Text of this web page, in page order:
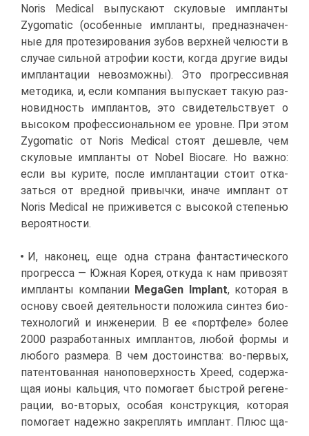
Noris Medical вы­пус­ка­ют ску­ло­вые им­план­ты
Zygomatic (осо­бен­ные им­план­ты, пред­на­зна­чен­
ные для про­те­зи­ро­ва­ния зу­бов верх­ней че­лю­сти в
слу­чае силь­ной атро­фии ко­сти, ко­гда дру­гие ви­ды
им­план­та­ции невоз­мож­ны). Это про­грес­сив­ная
ме­то­ди­ка, и, ес­ли ком­па­ния вы­пус­ка­ет та­кую раз­
но­вид­ность им­план­тов, это сви­де­тель­ству­ет о
вы­со­ком про­фес­си­о­наль­ном ее уровне. При этом
Zygomatic от Noris Medical сто­ят де­шев­ле, чем
ску­ло­вые им­план­ты от Nobel Biocare. Но важ­но:
ес­ли вы ку­ри­те, по­сле им­план­та­ции сто­ит от­ка­
зать­ся от вред­ной при­выч­ки, ина­че им­плант от
Noris Medical не при­жи­вет­ся с вы­со­кой сте­пе­нью
ве­ро­ят­но­сти.
И, на­ко­нец, еще од­на стра­на фан­та­сти­че­ско­го
про­грес­са — Юж­ная Ко­рея, от­ку­да к нам при­во­зят
им­план­ты ком­па­нии MegaGen Implant, ко­то­рая в
ос­но­ву сво­ей де­я­тель­но­сти по­ло­жи­ла син­тез био­
тех­но­ло­гий и ин­же­не­рии. В ее «порт­фе­ле» бо­лее
2000 раз­ра­бо­тан­ных им­план­тов, лю­бой фор­мы и
лю­бо­го раз­ме­ра. В чем до­сто­ин­ства: во-пер­вых,
па­тен­то­ван­ная на­но­по­верх­ность Xpeed, со­дер­жа­
щая ио­ны каль­ция, что по­мо­га­ет быст­рой ре­ге­не­
ра­ции, во-вто­рых, осо­бая кон­струк­ция, ко­то­рая
по­мо­га­ет на­деж­но за­креп­лять им­плант. Плюс ща­